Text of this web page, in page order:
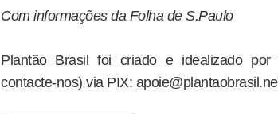
Com informações da Folha de S.Paulo
Plantão Brasil foi criado e idealizado
contacte-nos) via PIX: